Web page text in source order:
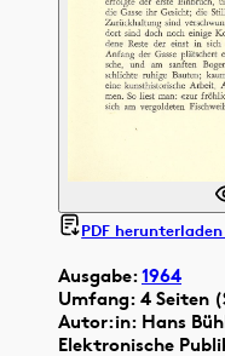
Ausgabe:1964
Umfang: 4 Seiten
Autor:in: Hans
Elektronische
PDF